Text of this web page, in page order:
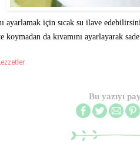
ayarlamak için sıcak su ilave
koymadan da kıvamını ayarlayarak
Bu yazıyı